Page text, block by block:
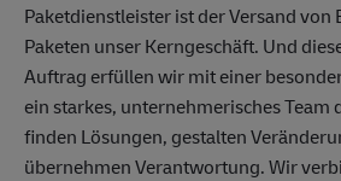
Paketdienstleister ist der Versand von
Paketen unser Kerngeschäft. Und
Auftrag erfüllen wir mit einer
ein starkes, unternehmerisches Team
finden Lösungen, gestalten
übernehmen Verantwortung. Wir